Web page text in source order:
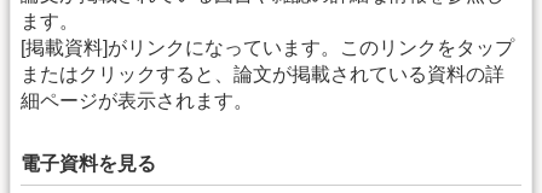
ます。
[掲載資料]がリンクになっています。このリンクをタップ
またはクリックすると、論文が掲載されている資料の詳
細ページが表示されます。
電子資料を見る